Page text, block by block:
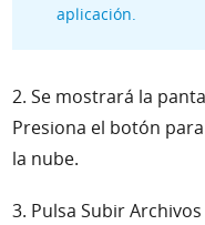
aplicación.
2. Se mostrará la
Presiona el botón
la nube.
3. Pulsa Subir